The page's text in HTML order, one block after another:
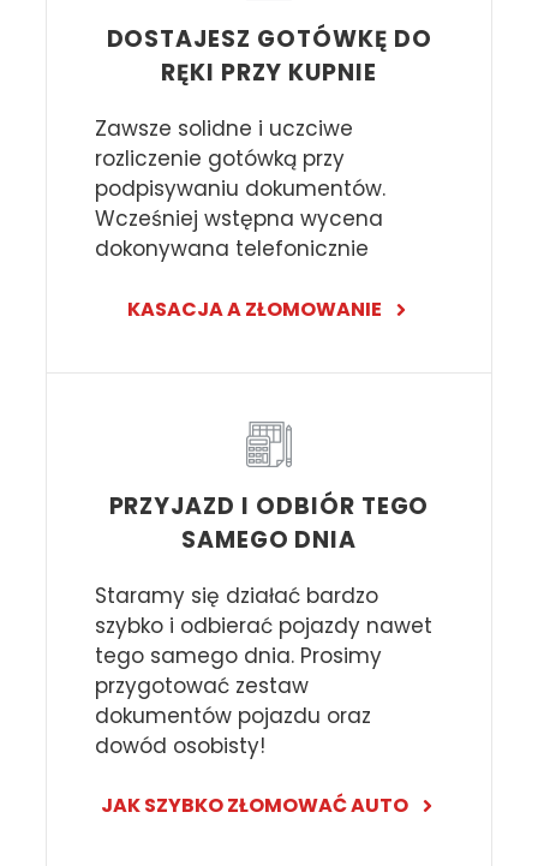
DOSTAJESZ GOTÓWKĘ DO
RĘKI PRZY KUPNIE
Zawsze solidne i uczciwe
rozliczenie gotówką przy
podpisywaniu dokumentów.
Wcześniej wstępna wycena
dokonywana telefonicznie
KASACJA A ZŁOMOWANIE
PRZYJAZD I ODBIÓR TEGO
SAMEGO DNIA
Staramy się działać bardzo
szybko i odbierać pojazdy nawet
tego samego dnia. Prosimy
przygotować zestaw
dokumentów pojazdu oraz
dowód osobisty!
JAK SZYBKO ZŁOMOWAĆ AUTO